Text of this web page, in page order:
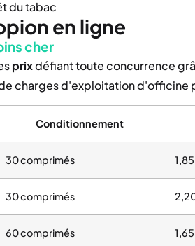
du tabac
en ligne
cher
prixdéfiant toute concurrence
charges d'exploitation d'officine
Conditionnement
30 comprimés
30 comprimés
60 comprimés